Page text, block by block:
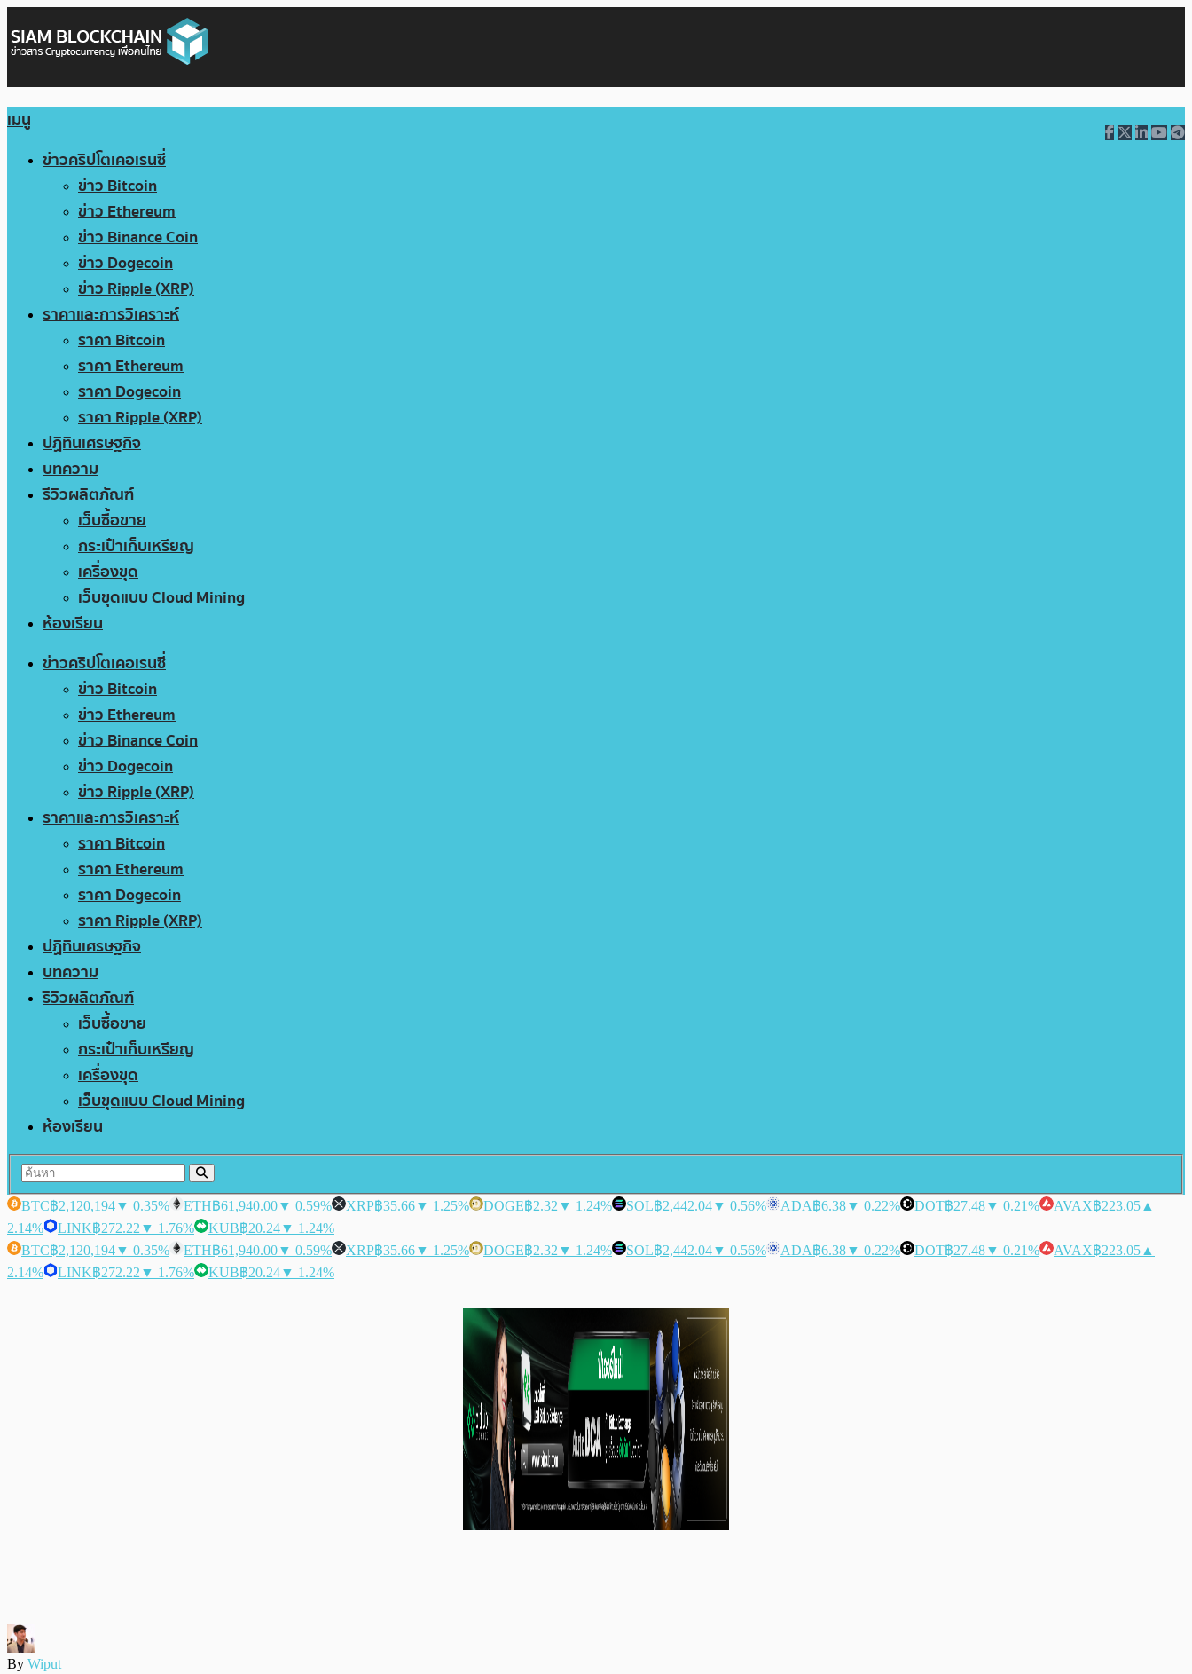
เมนู
ข่าวคริปโตเคอเรนซี่
ข่าว Bitcoin
ข่าว Ethereum
ข่าว Binance Coin
ข่าว Dogecoin
ข่าว Ripple (XRP)
ราคาและการวิเคราะห์
ราคา Bitcoin
ราคา Ethereum
ราคา Dogecoin
ราคา Ripple (XRP)
ปฏิทินเศรษฐกิจ
บทความ
รีวิวผลิตภัณฑ์
เว็บซื้อขาย
กระเป๋าเก็บเหรียญ
เครื่องขุด
เว็บขุดแบบ Cloud Mining
ห้องเรียน
ข่าวคริปโตเคอเรนซี่
ข่าว Bitcoin
ข่าว Ethereum
ข่าว Binance Coin
ข่าว Dogecoin
ข่าว Ripple (XRP)
ราคาและการวิเคราะห์
ราคา Bitcoin
ราคา Ethereum
ราคา Dogecoin
ราคา Ripple (XRP)
ปฏิทินเศรษฐกิจ
บทความ
รีวิวผลิตภัณฑ์
เว็บซื้อขาย
กระเป๋าเก็บเหรียญ
เครื่องขุด
เว็บขุดแบบ Cloud Mining
ห้องเรียน
BTC฿2,120,194▼ 0.35% ETH฿61,940.00▼ 0.59% XRP฿35.66▼ 1.25% DOGE฿2.32 ▼ 1.24% SOL฿2,442.04▼ 0.56% ADA฿6.38▼ 0.22% DOT฿27.48▼ 0.21% AVAX฿223.05 ▲
2.14%
LINK฿272.22 ▼ 1.76% KUB฿20.24▼ 1.24%
BTC฿2,120,194▼ 0.35% ETH฿61,940.00▼ 0.59% XRP฿35.66▼ 1.25% DOGE฿2.32 ▼ 1.24% SOL฿2,442.04▼ 0.56% ADA฿6.38▼ 0.22% DOT฿27.48▼ 0.21% AVAX฿223.05 ▲
2.14%
LINK฿272.22 ▼ 1.76% KUB฿20.24▼ 1.24%
By Wiput